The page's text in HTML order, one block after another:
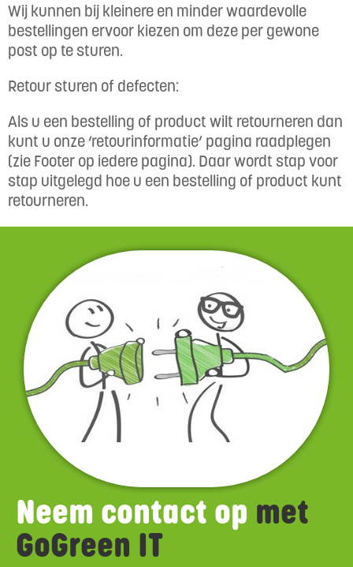
Wij kunnen bij kleinere en minder waardevolle
bestellingen ervoor kiezen om deze per gewone
post op te sturen.
Retour sturen of defecten:
Als u een bestelling of product wilt retourneren dan
kunt u onze ‘retourinformatie’ pagina raadplegen
(zie Footer op iedere pagina). Daar wordt stap voor
stap uitgelegd hoe u een bestelling of product kunt
retourneren.
Neem contact op met
GoGreen IT